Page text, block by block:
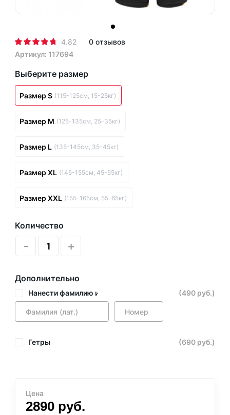
4.82
0 отзывов
Артикул: 117694
Выберите размер
Размер S (115-125см, 15-25кг)
Размер M (125-135см, 25-35кг)
Размер L (135-145см, 35-45кг)
Размер XL (145-155см, 45-55кг)
Размер XXL (155-165см, 55-65кг)
Количество
- +
Дополнительно
Нанести фамилию и номер (490 руб.)
Гетры (690 руб.)
Цена
2890 руб.